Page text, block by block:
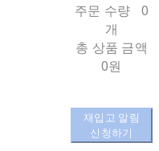
주문 수량
0
개
총 상품 금액
0원
재입고 알림
신청하기